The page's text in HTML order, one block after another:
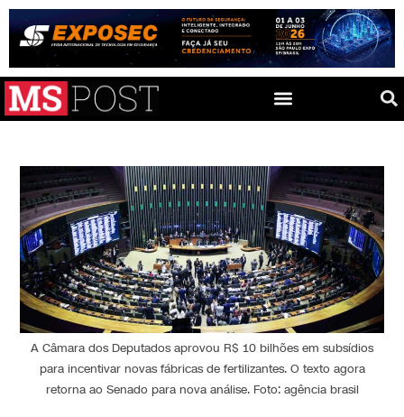
A Câmara dos Deputados aprovou R$ 10 bilhões em subsídios
para incentivar novas fábricas de fertilizantes. O texto agora
retorna ao Senado para nova análise. Foto: agência brasil